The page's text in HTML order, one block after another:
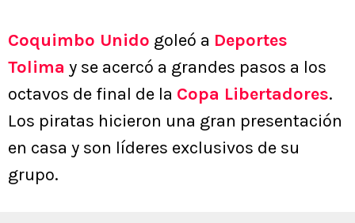
Coquimbo Unido goleó a Deportes
Tolima y se acercó a grandes pasos a los
octavos de final de la Copa Libertadores.
Los piratas hicieron una gran presentación
en casa y son líderes exclusivos de su
grupo.